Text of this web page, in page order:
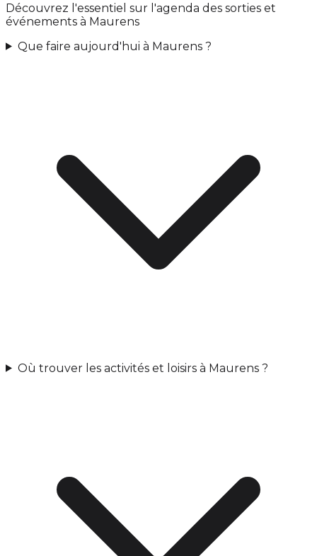
Découvrez l'essentiel sur l'agenda des sorties et
événements à Maurens
Que faire aujourd'hui à Maurens ?
Où trouver les activités et loisirs à Maurens ?